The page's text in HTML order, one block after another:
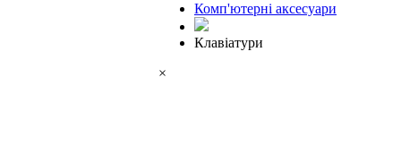
Комп'ютерні аксесуари
Клавіатури
×